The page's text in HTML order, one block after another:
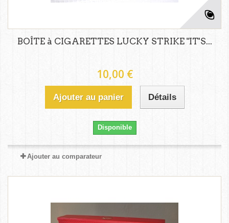
BOÎTE à CIGARETTES LUCKY STRIKE "IT'S...
10,00 €
Ajouter au panier Détails
Disponible
Ajouter au comparateur